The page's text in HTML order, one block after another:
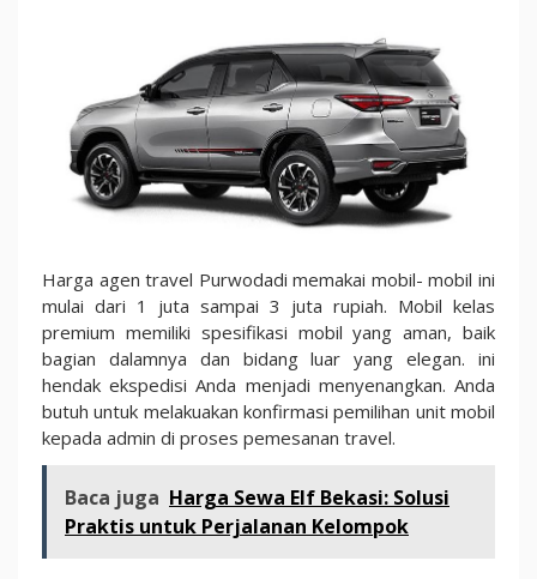
Harga agen travel Purwodadi memakai mobil- mobil ini
mulai dari 1 juta sampai 3 juta rupiah. Mobil kelas
premium memiliki spesifikasi mobil yang aman, baik
bagian dalamnya dan bidang luar yang elegan. ini
hendak ekspedisi Anda menjadi menyenangkan. Anda
butuh untuk melakuakan konfirmasi pemilihan unit mobil
kepada admin di proses pemesanan travel.
Baca juga Harga Sewa Elf Bekasi: Solusi
Praktis untuk Perjalanan Kelompok